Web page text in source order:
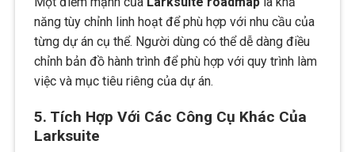
năng tùy chỉnh linh hoạt để phù hợp với nhu cầu của
từng dự án cụ thể. Người dùng có thể dễ dàng điều
chỉnh bản đồ hành trình để phù hợp với quy trình làm
việc và mục tiêu riêng của dự án.
5. Tích Hợp Với Các Công Cụ Khác Của
Larksuite